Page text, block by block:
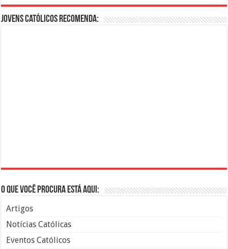
Jovens Católicos Recomenda:
O que você procura está aqui:
Artigos
Notícias Católicas
Eventos Católicos